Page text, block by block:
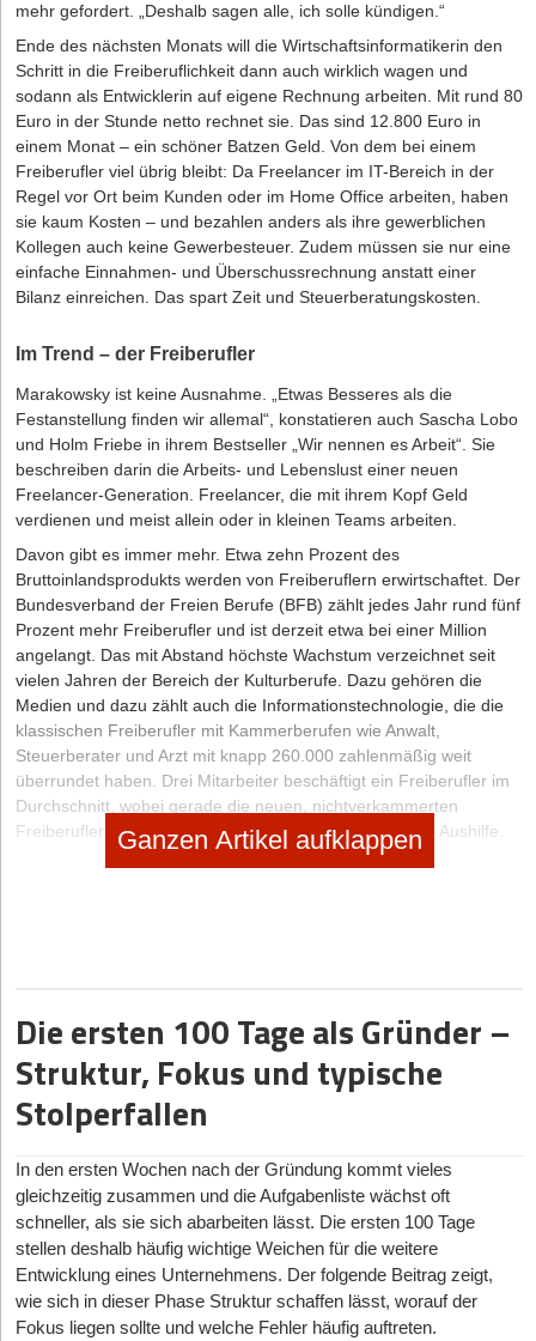
mehr gefordert. „Deshalb sagen alle, ich solle kündigen.“
Ende des nächsten Monats will die Wirtschaftsinformatikerin den
Schritt in die Freiberuflichkeit dann auch wirklich wagen und
sodann als Entwicklerin auf eigene Rechnung arbeiten. Mit rund 80
Euro in der Stunde netto rechnet sie. Das sind 12.800 Euro in
einem Monat – ein schöner Batzen Geld. Von dem bei einem
Freiberufler viel übrig bleibt: Da Freelancer im IT-Bereich in der
Regel vor Ort beim Kunden oder im Home Office arbeiten, haben
sie kaum Kosten – und bezahlen anders als ihre gewerblichen
Kollegen auch keine Gewerbesteuer. Zudem müssen sie nur eine
einfache Einnahmen- und Überschussrechnung anstatt einer
Bilanz einreichen. Das spart Zeit und Steuerberatungskosten.
Im Trend – der Freiberufler
Marakowsky ist keine Ausnahme. „Etwas Besseres als die
Festanstellung finden wir allemal“, konstatieren auch Sascha Lobo
und Holm Friebe in ihrem Bestseller „Wir nennen es Arbeit“. Sie
beschreiben darin die Arbeits- und Lebenslust einer neuen
Freelancer-Generation. Freelancer, die mit ihrem Kopf Geld
verdienen und meist allein oder in kleinen Teams arbeiten.
Davon gibt es immer mehr. Etwa zehn Prozent des
Bruttoinlandsprodukts werden von Freiberuflern erwirtschaftet. Der
Bundesverband der Freien Berufe (BFB) zählt jedes Jahr rund fünf
Prozent mehr Freiberufler und ist derzeit etwa bei einer Million
angelangt. Das mit Abstand höchste Wachstum verzeichnet seit
vielen Jahren der Bereich der Kulturberufe. Dazu gehören die
Medien und dazu zählt auch die Informationstechnologie, die die
klassischen Freiberufler mit Kammerberufen wie Anwalt,
Steuerberater und Arzt mit knapp 260.000 zahlenmäßig weit
überrundet haben. Drei Mitarbeiter beschäftigt ein Freiberufler im
Durchschnitt, wobei gerade die neuen, nichtverkammerten
Freiberufler oft allein arbeiten oder bestenfalls mit einer Aushilfe.
Weil dieser Bereich sich so rasant ändert und ständig neue Berufe
die sich so fühlen, sind eigentlich gar keine Freiberufler nach §18
desEinkommensteuergesetzes . Der Autor Martin Massow
(„Freiberufleratlas“) nennt sie „gewerbliche Freiberufler“, also
Menschen, die wie Freiberufler arbeiten und denken, vom
Steuerstatus her aber Gewerbetreibende sind, weil Sie
„Echte“ Freiberufler dagegen haben einen bevorzugten
Steuerstatus, weil Gewerbesteuer für sie nicht anfällt.
Gewerbetreibende müssen ab 30.000 Euro Gewinn oder 500.000
Euro Umsatz bilanzieren. Sie sind auch Pflichtmitglied in der
Industrie- und Handelskammer, was je nach Gewinn schon mal
150 Euro oder mehr im Jahr kostet. Freiberuflichkeit ist deshalb
gerade für Einzelkämpfer von Vorteil, erst recht, wenn der
Ganzen Artikel aufklappen
Die ersten 100 Tage als Gründer –
Struktur, Fokus und typische
Stolperfallen
In den ersten Wochen nach der Gründung kommt vieles
gleichzeitig zusammen und die Aufgabenliste wächst oft
schneller, als sie sich abarbeiten lässt. Die ersten 100 Tage
stellen deshalb häufig wichtige Weichen für die weitere
Entwicklung eines Unternehmens. Der folgende Beitrag zeigt,
wie sich in dieser Phase Struktur schaffen lässt, worauf der
Fokus liegen sollte und welche Fehler häufig auftreten.